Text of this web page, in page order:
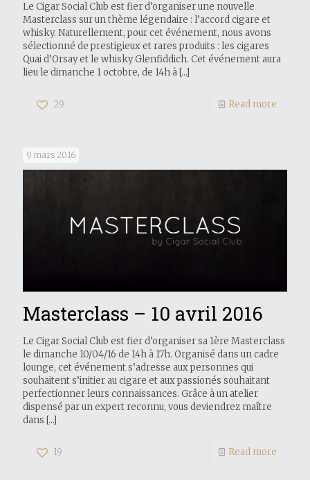
Le Cigar Social Club est fier d’organiser une nouvelle
Masterclass sur un thème légendaire : l’accord cigare et
whisky. Naturellement, pour cet événement, nous avons
sélectionné de prestigieux et rares produits : les cigares
Quai d’Orsay et le whisky Glenfiddich. Cet événement aura
lieu le dimanche 1 octobre, de 14h à […]
29 Read more
9 mars 2016
Masterclass – 10 avril 2016
Le Cigar Social Club est fier d’organiser sa 1ère Masterclass
le dimanche 10/04/16 de 14h à 17h. Organisé dans un cadre
lounge, cet événement s’adresse aux personnes qui
souhaitent s’initier au cigare et aux passionés souhaitant
perfectionner leurs connaissances. Grâce à un atelier
dispensé par un expert reconnu, vous deviendrez maître
dans […]
19 Read more